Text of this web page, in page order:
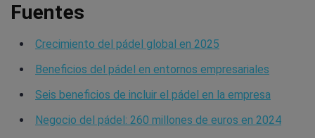
Fuentes
Crecimiento del pádel global en 2025
Beneficios del pádel en entornos empresariales
Seis beneficios de incluir el pádel en la empresa
Negocio del pádel: 260 millones de euros en 2024